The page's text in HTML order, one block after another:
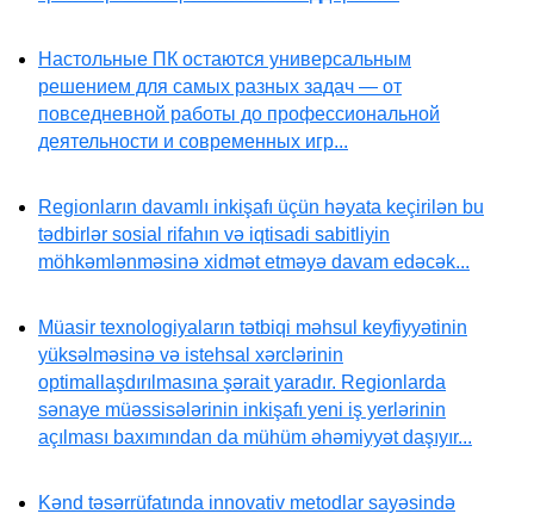
Настольные ПК остаются универсальным
решением для самых разных задач — от
повседневной работы до профессиональной
деятельности и современных игр...
Regionların davamlı inkişafı üçün həyata keçirilən bu
tədbirlər sosial rifahın və iqtisadi sabitliyin
möhkəmlənməsinə xidmət etməyə davam edəcək...
Müasir texnologiyaların tətbiqi məhsul keyfiyyətinin
yüksəlməsinə və istehsal xərclərinin
optimallaşdırılmasına şərait yaradır. Regionlarda
sənaye müəssisələrinin inkişafı yeni iş yerlərinin
açılması baxımından da mühüm əhəmiyyət daşıyır...
Kənd təsərrüfatında innovativ metodlar sayəsində